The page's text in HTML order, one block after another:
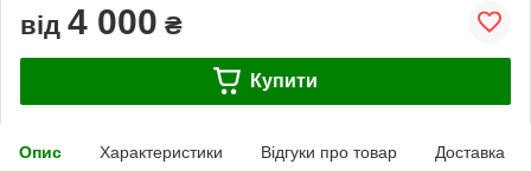
від 4 000 ₴
Купити
Опис Характеристики Відгуки про товар Доставка